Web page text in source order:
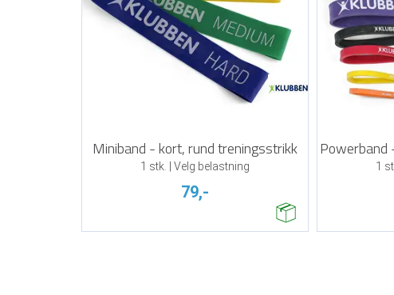
Miniband - kort, rund treningsstrikk
1 stk. | Velg belastning
79,-
Powerband
1